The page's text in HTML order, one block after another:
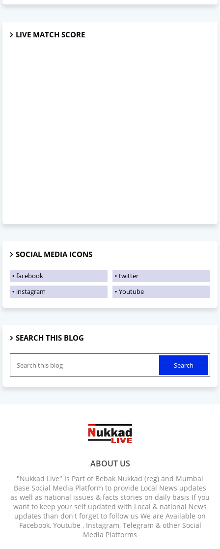
LIVE MATCH SCORE
SOCIAL MEDIA ICONS
facebook
twitter
instagram
Youtube
SEARCH THIS BLOG
ABOUT US
"Nukkad Live" Is Part of Bebak Nukkad (reg) and Mumbai
Base Social Media Platform to provide Local News updates
as well as national issues & facts stories on daily basis If you
want to keep your self updated with Local & national News
updates than don't forget to follow us We are Available on
Facebook, Youtube , Instagram, Telegram & other Social
Media Platforms